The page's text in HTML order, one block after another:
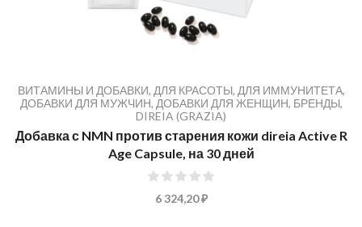
ВИТАМИНЫ И ДОБАВКИ, ДЛЯ КРАСОТЫ, ДЛЯ ИММУНИТЕТА,
ДОБАВКИ ДЛЯ МУЖЧИН, ДОБАВКИ ДЛЯ ЖЕНЩИН, БРЕНДЫ,
DIREIA (GRAZIA)
Добавка с NMN против старения кожи direia Active R
Age Capsule, на 30 дней
6 324,20 ₽